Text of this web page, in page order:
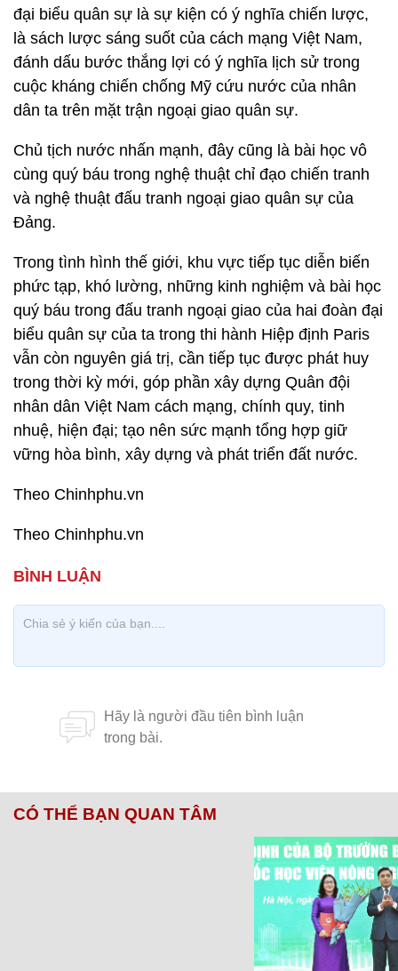
đại biểu quân sự là sự kiện có ý nghĩa chiến lược,
là sách lược sáng suốt của cách mạng Việt Nam,
đánh dấu bước thắng lợi có ý nghĩa lịch sử trong
cuộc kháng chiến chống Mỹ cứu nước của nhân
dân ta trên mặt trận ngoại giao quân sự.
Chủ tịch nước nhấn mạnh, đây cũng là bài học vô
cùng quý báu trong nghệ thuật chỉ đạo chiến tranh
và nghệ thuật đấu tranh ngoại giao quân sự của
Đảng.
Trong tình hình thế giới, khu vực tiếp tục diễn biến
phức tạp, khó lường, những kinh nghiệm và bài học
quý báu trong đấu tranh ngoại giao của hai đoàn đại
biểu quân sự của ta trong thi hành Hiệp định Paris
vẫn còn nguyên giá trị, cần tiếp tục được phát huy
trong thời kỳ mới, góp phần xây dựng Quân đội
nhân dân Việt Nam cách mạng, chính quy, tinh
nhuệ, hiện đại; tạo nên sức mạnh tổng hợp giữ
vững hòa bình, xây dựng và phát triển đất nước.
Theo Chinhphu.vn
Theo Chinhphu.vn
CÓ THỂ BẠN QUAN TÂM